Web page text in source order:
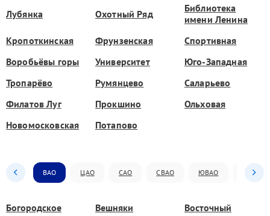
Лубянка Охотный Ряд
Библиотека
имени Ленина
Кропоткинская
Фрунзенская
Спортивная
Воробьёвы горы
Университет
Юго-Западная
Тропарёво
Румянцево
Саларьево
Филатов Луг
Прокшино
Ольховая
Новомосковская
Потапово
ВАО ЦАО САО СВАО ЮВАО ЮАО
Богородское Вешняки Восточный